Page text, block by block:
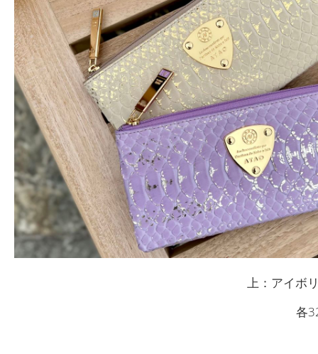
上：アイ
各